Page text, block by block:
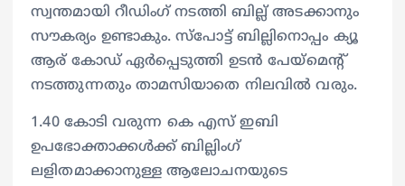
സ്വന്തമായി റീഡിംഗ് നടത്തി ബില്ല് അടക്കാനും
സൗകര്യം ഉണ്ടാകും. സ്പോട്ട് ബില്ലിനൊപ്പം ക്യൂ
ആര് കോഡ് ഏര്‍പ്പെടുത്തി ഉടൻ പേയ്മെന്‍റ്
നടത്തുന്നതും താമസിയാതെ നിലവിൽ വരും.
1.40 കോടി വരുന്ന കെ എസ് ഇബി
ഉപഭോക്താക്കള്‍ക്ക് ബില്ലിംഗ്
ലളിതമാക്കാനുള്ള ആലോചനയുടെ